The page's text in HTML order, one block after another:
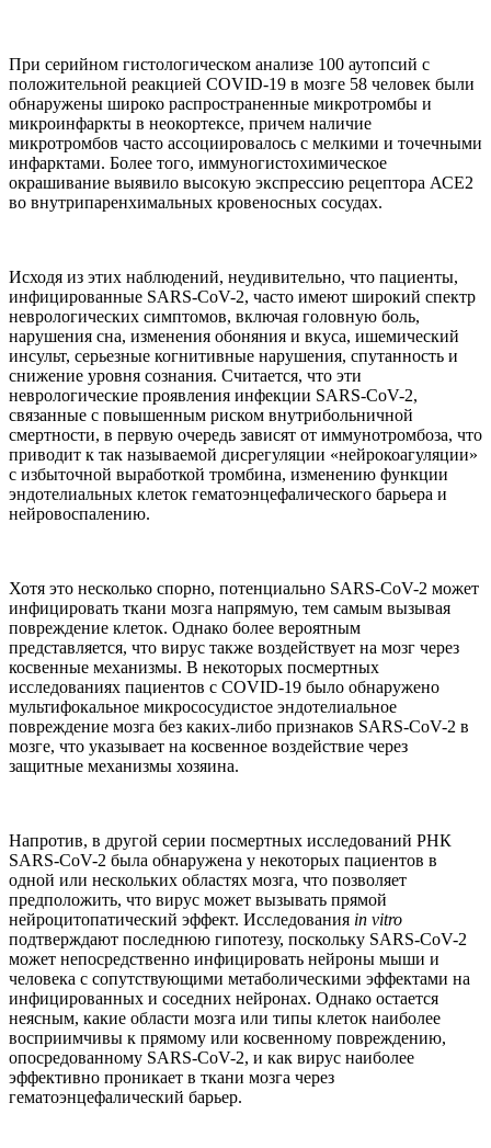
При серийном гистологическом анализе 100 аутопсий с
положительной реакцией COVID-19 в мозге 58 человек были
обнаружены широко распространенные микротромбы и
микроинфаркты в неокортексе, причем наличие
микротромбов часто ассоциировалось с мелкими и точечными
инфарктами. Более того, иммуногистохимическое
окрашивание выявило высокую экспрессию рецептора АСЕ2
во внутрипаренхимальных кровеносных сосудах.
Исходя из этих наблюдений, неудивительно, что пациенты,
инфицированные SARS-CoV-2, часто имеют широкий спектр
неврологических симптомов, включая головную боль,
нарушения сна, изменения обоняния и вкуса, ишемический
инсульт, серьезные когнитивные нарушения, спутанность и
снижение уровня сознания. Считается, что эти
неврологические проявления инфекции SARS-CoV-2,
связанные с повышенным риском внутрибольничной
смертности, в первую очередь зависят от иммунотромбоза, что
приводит к так называемой дисрегуляции «нейрокоагуляции»
с избыточной выработкой тромбина, изменению функции
эндотелиальных клеток гематоэнцефалического барьера и
нейровоспалению.
Хотя это несколько спорно, потенциально SARS-CoV-2 может
инфицировать ткани мозга напрямую, тем самым вызывая
повреждение клеток. Однако более вероятным
представляется, что вирус также воздействует на мозг через
косвенные механизмы. В некоторых посмертных
исследованиях пациентов с COVID-19 было обнаружено
мультифокальное микрососудистое эндотелиальное
повреждение мозга без каких-либо признаков SARS-CoV-2 в
мозге, что указывает на косвенное воздействие через
защитные механизмы хозяина.
Напротив, в другой серии посмертных исследований РНК
SARS-CoV-2 была обнаружена у некоторых пациентов в
одной или нескольких областях мозга, что позволяет
предположить, что вирус может вызывать прямой
нейроцитопатический эффект. Исследования in vitro
подтверждают последнюю гипотезу, поскольку SARS-CoV-2
может непосредственно инфицировать нейроны мыши и
человека с сопутствующими метаболическими эффектами на
инфицированных и соседних нейронах. Однако остается
неясным, какие области мозга или типы клеток наиболее
восприимчивы к прямому или косвенному повреждению,
опосредованному SARS-CoV-2, и как вирус наиболее
эффективно проникает в ткани мозга через
гематоэнцефалический барьер.